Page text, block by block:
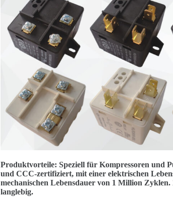
Produktvorteile: Speziell für Kompressoren und
und CCC-zertifiziert, mit einer elektrischen
mechanischen Lebensdauer von 1 Million
langlebig.